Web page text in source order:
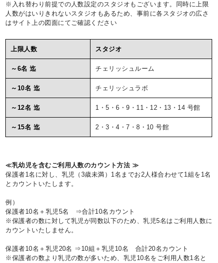
※入れ替わり前提での人数設定のスタジオもございます。同時に上限
人数がはいりきれないスタジオもあるため、事前に各スタジオの広さ
はサイト上の図面にてご確認ください
上限人数 スタジオ
～6名 迄 チェリッシュルーム
～10名 迄 チェリッシュラボ
～12名 迄 1・5・6・9・11・12・13・14 号館
～15名 迄 2・3・4・7・8・10 号館
≪乳幼児を含むご利用人数のカウント方法 ≫
保護者1名に対し、乳児（3歳未満）1名までお2人様合わせて1組を1名
とカウントいたします。
例）
保護者10名＋乳児5名 ⇒合計10名カウント
※保護者の数に対して乳児が同数以下のため、乳児5名はご利用人数に
カウントいたしません。
保護者10名＋乳児20名 ⇒10組＋乳児10名 合計20名カウント
※保護者の数より乳児の数が多いため、乳児10名をご利用人数1名と